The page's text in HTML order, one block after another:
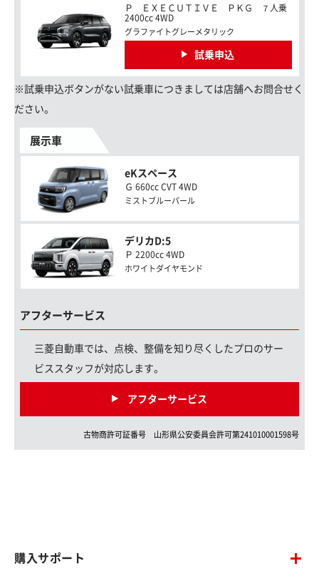
Ｐ ＥＸＥＣＵＴＩＶＥ ＰＫＧ ７人乗
2400cc 4WD
グラファイトグレーメタリック
試乗申込
※試乗申込ボタンがない試乗車につきましては店舗へお問合せく
ださい。
展示車
eKスペース
Ｇ 660cc CVT 4WD
ミストブルーパール
デリカD:5
Ｐ 2200cc 4WD
ホワイトダイヤモンド
アフターサービス
三菱自動車では、点検、整備を知り尽くしたプロのサー
ビススタッフが対応します。
アフターサービス
古物商許可証番号 山形県公安委員会許可第241010001598号
購入サポート